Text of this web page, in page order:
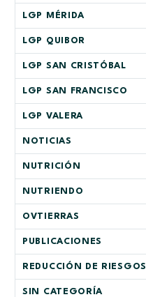
LGP MÉRIDA
LGP QUIBOR
LGP SAN CRISTÓBAL
LGP SAN FRANCISCO
LGP VALERA
NOTICIAS
NUTRICIÓN
NUTRIENDO
OVTIERRAS
PUBLICACIONES
REDUCCIÓN DE RIESGOS
SIN CATEGORÍA